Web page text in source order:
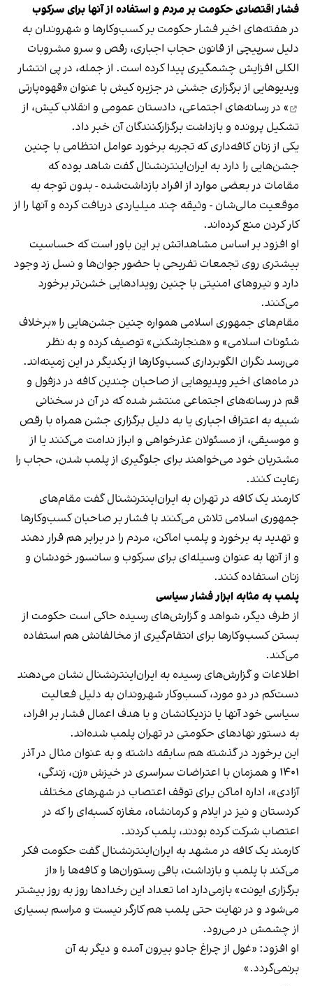
فشار اقتصادی حکومت بر مردم و استفاده از آنها برای سرکوب
در هفته‌های اخیر فشار حکومت بر کسب‌وکارها و شهروندان به
دلیل سرپیچی از قانون حجاب اجباری، رقص و سرو مشروبات
الکلی افزایش چشمگیری پیدا کرده است. از جمله، در پی انتشار
ویدیوهایی از برگزاری جشنی در جزیره کیش با عنوان «قهوه‌پارتی
» در رسانه‌های اجتماعی، دادستان عمومی و انقلاب کیش، از
تشکیل پرونده و بازداشت برگزارکنندگان آن خبر داد.
یکی از زنان کافه‌داری که تجربه برخورد عوامل انتظامی با چنین
جشن‌هایی را دارد به ایران‌اینترنشنال گفت شاهد بوده که
مقامات در بعضی موارد از افراد بازداشت‌‌شده - بدون توجه به
موقعیت مالی‌شان - وثیقه چند میلیاردی دریافت کرده و آنها را از
کار کردن منع کرده‌اند.
او افزود بر اساس مشاهداتش بر این باور است که حساسیت
بیشتری روی تجمعات تفریحی با حضور جوان‌ها و نسل زد وجود
دارد و نیروهای امنیتی با چنین رویدادهایی خشن‌تر برخورد
می‌کنند.
مقام‌های جمهوری اسلامی همواره چنین جشن‌هایی را «برخلاف
شئونات اسلامی» و «هنجارشکنی» توصیف کرده و به نظر
می‌رسد نگران الگوبرداری کسب‌وکارها از یکدیگر در این زمینه‌اند.
در ماه‌های اخیر ویدیوهایی از صاحبان چندین کافه در دزفول و
قم در رسانه‌های اجتماعی منتشر شده که در آن در سخنانی
شبیه به اعتراف اجباری یا به دلیل برگزاری جشن همراه با رقص
و موسیقی، از مسئولان عذرخواهی و ابراز ندامت می‌کنند یا از
مشتریان خود می‌خواهند برای جلوگیری از پلمب شدن، حجاب را
رعایت کنند.
کارمند یک کافه در تهران به ایران‌اینترنشنال گفت مقام‌های
جمهوری اسلامی تلاش می‌کنند با فشار بر صاحبان کسب‌وکارها
و تهدید به برخورد و پلمب اماکن، مردم را در برابر هم قرار دهند
و از آنها به عنوان وسیله‌ای برای سرکوب و سانسور خودشان و
زنان استفاده کنند.
پلمب به مثابه ابزار فشار سیاسی
از طرف دیگر، شواهد و گزارش‌های رسیده حاکی است حکومت از
بستن کسب‌وکارها برای انتقام‌گیری از مخالفانش هم استفاده
می‌کند.
اطلاعات و گزارش‌های رسیده به ایران‌اینترنشنال نشان می‌دهند
دست‌کم در دو مورد، کسب‌وکار شهروندان به دلیل فعالیت
سیاسی خود آنها یا نزدیکانشان و با هدف اعمال فشار بر افراد،
به دستور نهادهای حکومتی در تهران پلمب شده‌اند.
این برخورد در گذشته هم سابقه داشته و به عنوان مثال در آذر
۱۴۰۱ و همزمان با اعتراضات سراسری در خیزش «زن، زندگی،
آزادی»، اداره اماکن برای توقف اعتصاب در شهرهای مختلف
کردستان و نیز در ایلام و کرمانشاه، مغازه کسبه‌ای را که در
اعتصاب شرکت کرده بودند، پلمب کردند.
کارمند یک کافه در مشهد به ایران‌اینترنشنال گفت حکومت فکر
می‌کند با پلمب و بازداشت، باقی رستوران‌ها و کافه‌ها را «از
برگزاری ایونت» بازمی‌دارد اما تعداد این رخدادها روز به روز بیشتر
می‌شود و در نهایت حتی پلمب هم کارگر نیست و مراسم بسیاری
از چشمش در می‌رود.
او افزود: «غول از چراغ جادو بیرون آمده و دیگر به آن
برنمی‎‌گردد.»